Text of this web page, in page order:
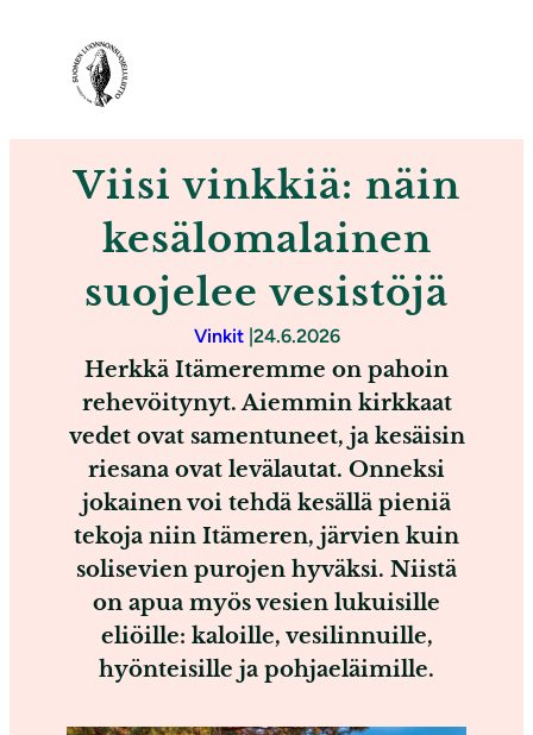
Viisi vinkkiä: näin
kesälomalainen
suojelee vesistöjä
Vinkit| 24.6.2026
Herkkä Itämeremme on pahoin
rehevöitynyt. Aiemmin kirkkaat
vedet ovat samentuneet, ja kesäisin
riesana ovat levälautat. Onneksi
jokainen voi tehdä kesällä pieniä
tekoja niin Itämeren, järvien kuin
solisevien purojen hyväksi. Niistä
on apua myös vesien lukuisille
eliöille: kaloille, vesilinnuille,
hyönteisille ja pohjaeläimille.